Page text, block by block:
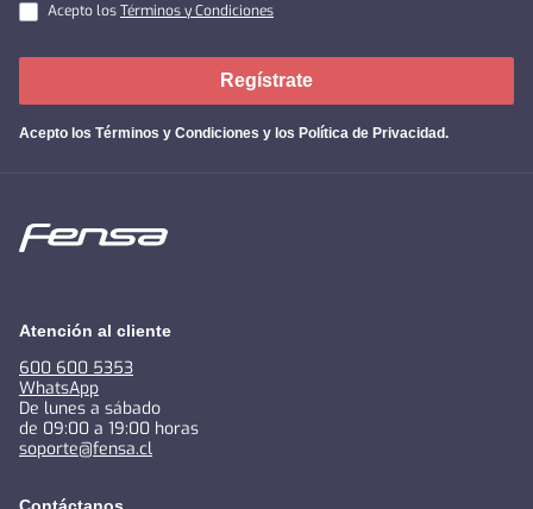
Acepto losTérminos y Condiciones
Acepto los Términos y Condiciones y los Política de Privacidad.
Regístrate
Atención al cliente
600 600 5353
WhatsApp
De lunes a sábado
de 09:00 a 19:00 horas
soporte@fensa.cl